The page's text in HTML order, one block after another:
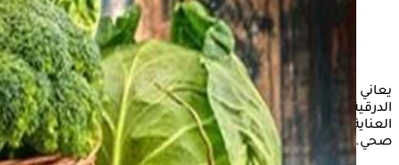
يعاني بعض الأشخاص من الإصابة بنشاط مفرط في الغدة
الدرقية، مما يتسبب في ظهور بعض الأعراض المزعجة التي تتطلب
العناية الدورية مع الطبيب المختص، إلى جانب اتباع نظام غذائي
صحي.